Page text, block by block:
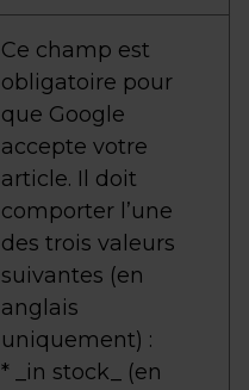
Ce champ est
obligatoire pour
que Google
accepte votre
article. Il doit
comporter l’une
des trois valeurs
suivantes (en
anglais
uniquement) :
* _in stock_ (en